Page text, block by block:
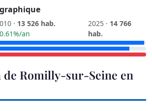
· 13 526 hab.
an
2025 · 14 766
hab.
de Romilly-sur-Seine en